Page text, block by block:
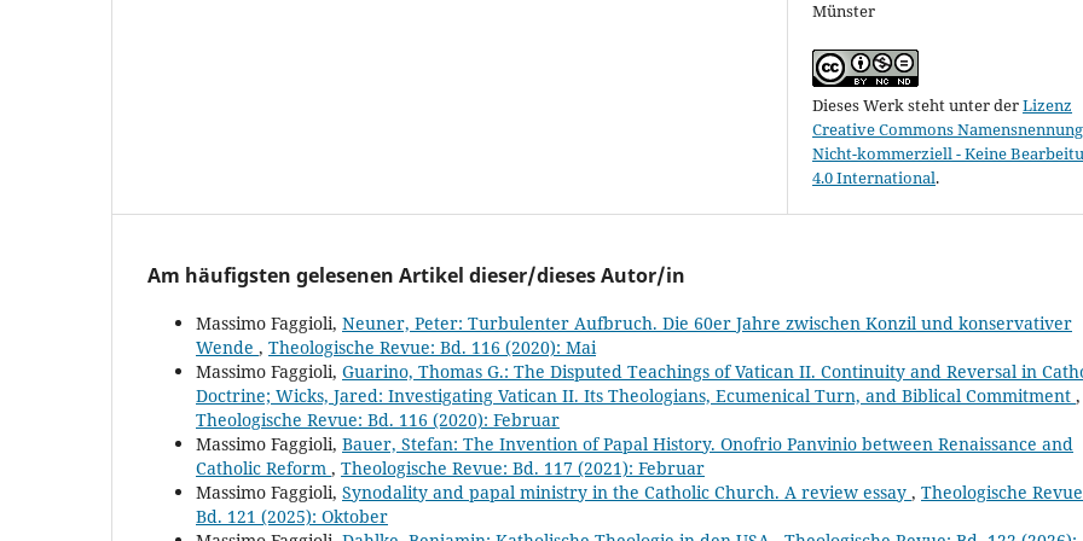
Münster
Dieses Werk steht unter derLizenz
Creative Commons
Nicht-kommerziell - Keine
4.0 International.
Am häufigsten gelesenen Artikel dieser/dieses Autor/in
Massimo Faggioli, Neuner, Peter: Turbulenter Aufbruch. Die 60er Jahre zwischen Konzil und konservativer
Wende , Theologische Revue: Bd. 116 (2020): Mai
Massimo Faggioli, Guarino, Thomas G.: The Disputed Teachings of Vatican II. Continuity and Reversal in
Doctrine; Wicks, Jared: Investigating Vatican II. Its Theologians, Ecumenical Turn, and Biblical Commitment ,
Theologische Revue: Bd. 116 (2020): Februar
Massimo Faggioli, Bauer, Stefan: The Invention of Papal History. Onofrio Panvinio between Renaissance and
Catholic Reform , Theologische Revue: Bd. 117 (2021): Februar
Massimo Faggioli, Synodality and papal ministry in the Catholic Church. A review essay , Theologische
Bd. 121 (2025): Oktober